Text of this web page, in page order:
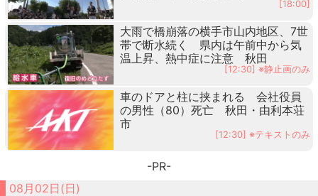
[18:00]
大雨で橋崩落の横手市山内地区、7世
帯で断水続く 県内は午前中から気
温上昇、熱中症に注意 秋田
[12:30] ※静止画のみ
車のドアと柱に挟まれる 会社役員
の男性（80）死亡 秋田・由利本荘
市
[12:30] ※テキストのみ
-PR-
08月02日(日)